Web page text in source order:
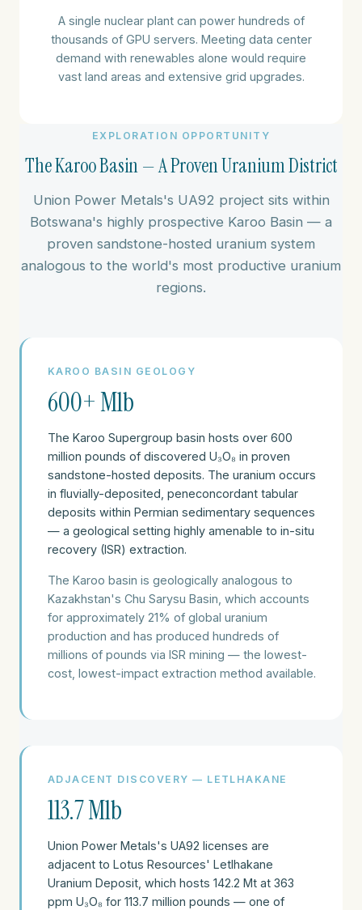
A single nuclear plant can power hundreds of
thousands of GPU servers. Meeting data center
demand with renewables alone would require
vast land areas and extensive grid upgrades.
EXPLORATION OPPORTUNITY
The Karoo Basin — A Proven Uranium District
Union Power Metals's UA92 project sits within
Botswana's highly prospective Karoo Basin — a
proven sandstone-hosted uranium system
analogous to the world's most productive uranium
regions.
KAROO BASIN GEOLOGY
600+ Mlb
The Karoo Supergroup basin hosts over 600
million pounds of discovered U₃O₈ in proven
sandstone-hosted deposits. The uranium occurs
in fluvially-deposited, peneconcordant tabular
deposits within Permian sedimentary sequences
— a geological setting highly amenable to in-situ
recovery (ISR) extraction.
The Karoo basin is geologically analogous to
Kazakhstan's Chu Sarysu Basin, which accounts
for approximately 21% of global uranium
production and has produced hundreds of
millions of pounds via ISR mining — the lowest-
cost, lowest-impact extraction method available.
ADJACENT DISCOVERY — LETLHAKANE
113.7 Mlb
Union Power Metals's UA92 licenses are
adjacent to Lotus Resources' Letlhakane
Uranium Deposit, which hosts 142.2 Mt at 363
ppm U₃O₈ for 113.7 million pounds — one of